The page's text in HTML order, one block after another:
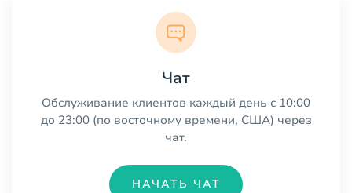
Чат
Обслуживание клиентов каждый день с 10:00
до 23:00 (по восточному времени, США) через
чат.
НАЧАТЬ ЧАТ